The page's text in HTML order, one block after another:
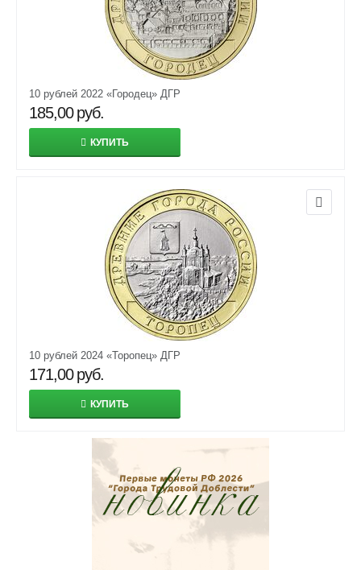
10 рублей 2022 «Городец» ДГР
185,00 руб.
КУПИТЬ
10 рублей 2024 «Торопец» ДГР
171,00 руб.
КУПИТЬ